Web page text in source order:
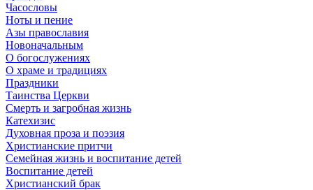
Часословы
Ноты и пение
Азы православия
Новоначальным
О богослужениях
О храме и традициях
Праздники
Таинства Церкви
Смерть и загробная жизнь
Катехизис
Духовная проза и поэзия
Христианские притчи
Семейная жизнь и воспитание детей
Воспитание детей
Христианский брак